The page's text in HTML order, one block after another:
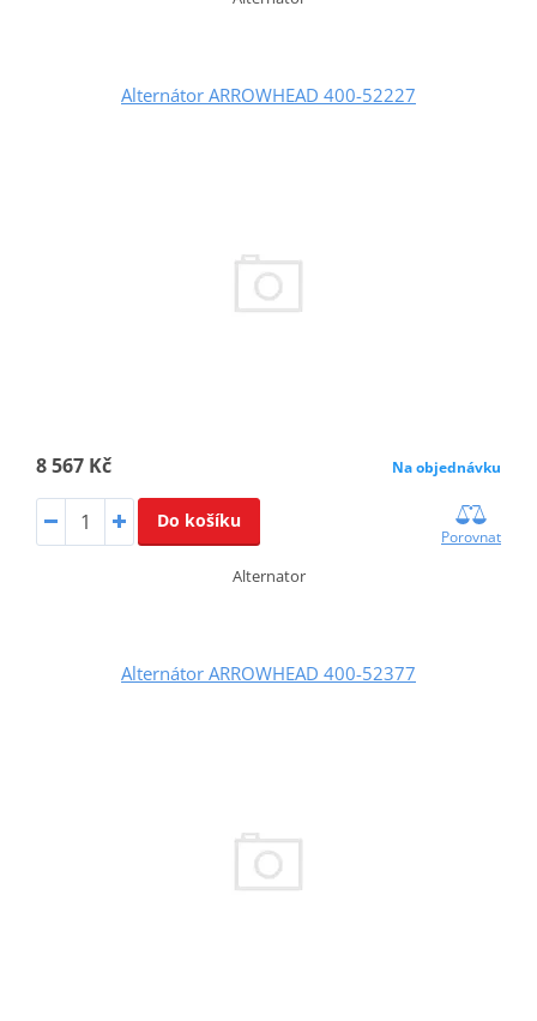
Alternátor ARROWHEAD 400-52227
8 567 Kč Na objednávku
Do košíku
Porovnat
Alternator
Alternátor ARROWHEAD 400-52377